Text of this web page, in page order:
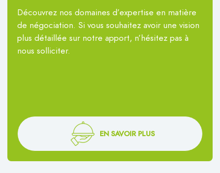
Découvrez nos domaines d’expertise en matière
de négociation. Si vous souhaitez avoir une vision
plus détaillée sur notre apport, n’hésitez pas à
nous solliciter.
EN SAVOIR PLUS